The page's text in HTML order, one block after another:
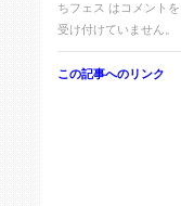
ちフェス は コメントを
受け付けていません。
この記事へのリンク